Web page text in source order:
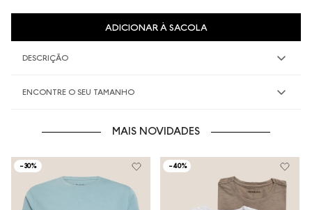
ADICIONAR À SACOLA
DESCRIÇÃO
ENCONTRE O SEU TAMANHO
MAIS NOVIDADES
-30% -40%